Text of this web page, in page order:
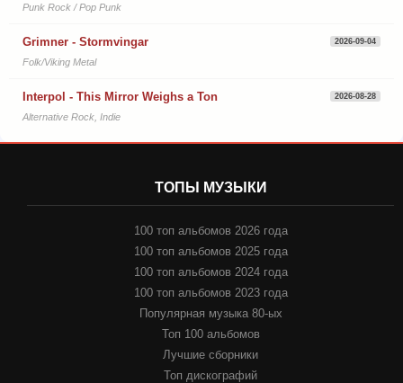
Punk Rock / Pop Punk
Grimner - Stormvingar 2026-09-04
Folk/Viking Metal
Interpol - This Mirror Weighs a Ton 2026-08-28
Alternative Rock, Indie
ТОПЫ МУЗЫКИ
100 топ альбомов 2026 года
100 топ альбомов 2025 года
100 топ альбомов 2024 года
100 топ альбомов 2023 года
Популярная музыка 80-ых
Топ 100 альбомов
Лучшие сборники
Топ дискографий